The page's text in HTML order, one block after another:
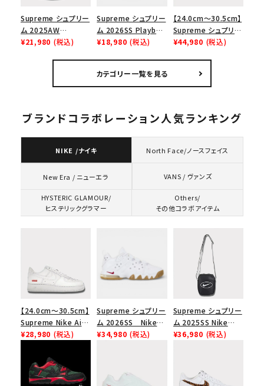
Supreme シュプリー
ム 2025AW
Number (N)ine x
キーマウス メッシュ
プ ブラック
¥21,980 (税込)
Supreme シュプリー
ム 2026SS Playboy
Mesh Back 5-Panel
プ ピンク
¥18,980 (税込)
【24.0cm～30.5cm】
Supreme シュプリー
ム 2023AW Nike
カー ホワイト 白
¥44,980 (税込)
カテゴリー一覧を見る
ブランドコラボレーション人気ランキング
NIKE /ナイキ North Face/ノースフェイス
New Era / ニューエラ VANS / ヴァンズ
HYSTERIC GLAMOUR/
ヒステリックグラマー
Others/
その他コラボアイテム
【24.0cm～30.5cm】
Supreme Nike Air
Force 1 Low シュプ
ース１スニーカー シ
ューズ ホワイト
¥28,980 (税込)
Supreme シュプリー
ム 2026SS Nike
SB Air Max 2 CB 94
¥34,980 (税込)
Supreme シュプリー
ム 2025SS Nike
Leather Shoulder
¥36,980 (税込)